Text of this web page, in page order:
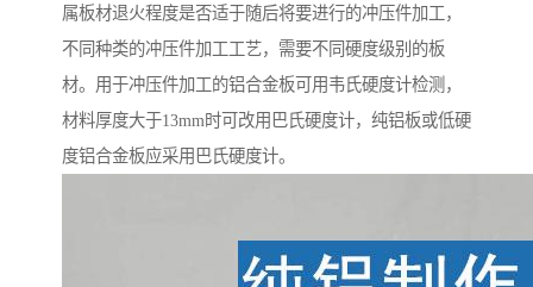
属板材退火程度是否适于随后将要进行的冲压件加工，
不同种类的冲压件加工工艺，需要不同硬度级别的板
材。用于冲压件加工的铝合金板可用韦氏硬度计检测，
材料厚度大于13mm时可改用巴氏硬度计，纯铝板或低硬
度铝合金板应采用巴氏硬度计。